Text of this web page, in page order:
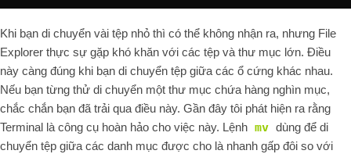
Khi bạn di chuyển vài tệp nhỏ thì có thể không nhận ra, nhưng File
Explorer thực sự gặp khó khăn với các tệp và thư mục lớn. Điều
này càng đúng khi bạn di chuyển tệp giữa các ổ cứng khác nhau.
Nếu bạn từng thử di chuyển một thư mục chứa hàng nghìn mục,
chắc chắn bạn đã trải qua điều này. Gần đây tôi phát hiện ra rằng
Terminal là công cụ hoàn hảo cho việc này. Lệnh mv dùng để di
chuyển tệp giữa các danh mục được cho là nhanh gấp đôi so với